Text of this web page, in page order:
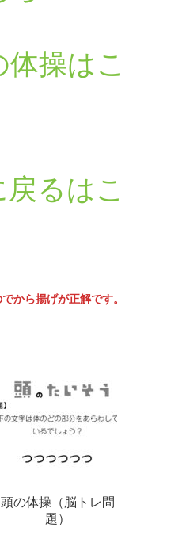
操はこ
るはこ
から揚げが正解です。
頭の体操（脳トレ問
題）